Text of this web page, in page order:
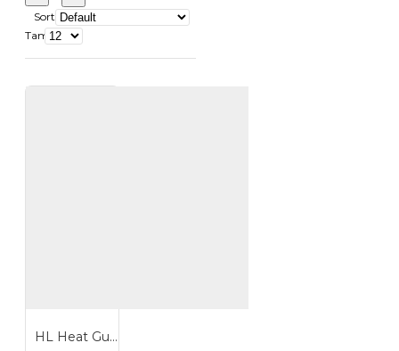
Sort
Tampilkan:
HL Heat Gun 1500W Alat Pemanas Plastik